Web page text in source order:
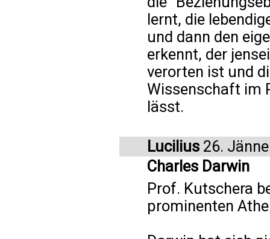
lernt, die
und dann den
erkennt, der
verorten ist und
Wissenschaft im
lässt.
Lucilius 26.
Charles Darwin
Prof. Kutschera
prominenten